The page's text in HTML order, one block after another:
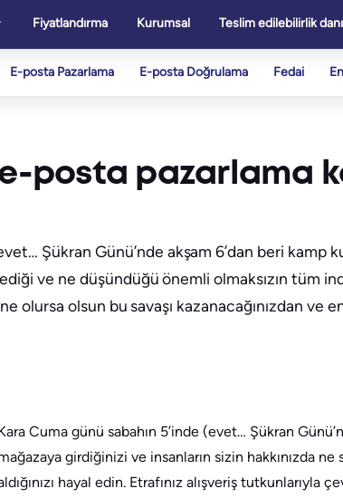
Fiyatlandırma Kurumsal Teslim edilebilirlik
E-posta Pazarlama E-posta Doğrulama Fedai
posta pazarlama
Şükran Günü’nde akşam 6’dan beri
ve ne düşündüğü önemli olmaksızın tüm
olursa olsun bu savaşı kazanacağınızdan ve
Cuma günü sabahın 5’inde (evet… Şükran
girdiğinizi ve insanların sizin hakkınızda
hayal edin. Etrafınız alışveriş tutkunlarıyla